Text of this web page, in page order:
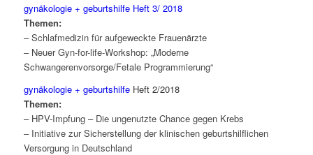
gynäkologie + geburtshilfe Heft 3/ 2018
Themen:
– Schlafmedizin für aufgeweckte Frauenärzte
– Neuer Gyn-for-life-Workshop: „Moderne
Schwangerenvorsorge/Fetale Programmierung“
gynäkologie + geburtshilfe Heft 2/2018
Themen:
– HPV-Impfung – Die ungenutzte Chance gegen Krebs
– Initiative zur Sicherstellung der klinischen geburtshilflichen
Versorgung in Deutschland